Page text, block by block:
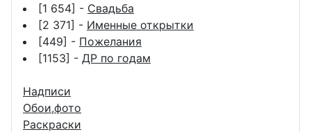
[1 654] - Свадьба
[2 371] - Именные открытки
[449] - Пожелания
[1153] - ДР по годам
Надписи
Обои,фото
Раскраски